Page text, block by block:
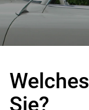
Sie?